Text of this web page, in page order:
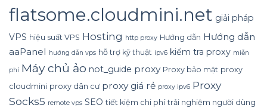
flatsome.cloudmini.net giải pháp
VPS hiệu suất VPS Hosting http proxy Hướng dẫn Hướng dẫn
aaPanel hướng dẫn vps hỗ trợ kỹ thuật ipv6 kiểm tra proxy miễn
phí Máy chủ ảo not_guide proxy Proxy bảo mật proxy
cloudmini proxy dân cư proxy giá rẻ proxy ipv6 Proxy
Socks5 remote vps SEO tiết kiệm chi phí trải nghiệm người dùng